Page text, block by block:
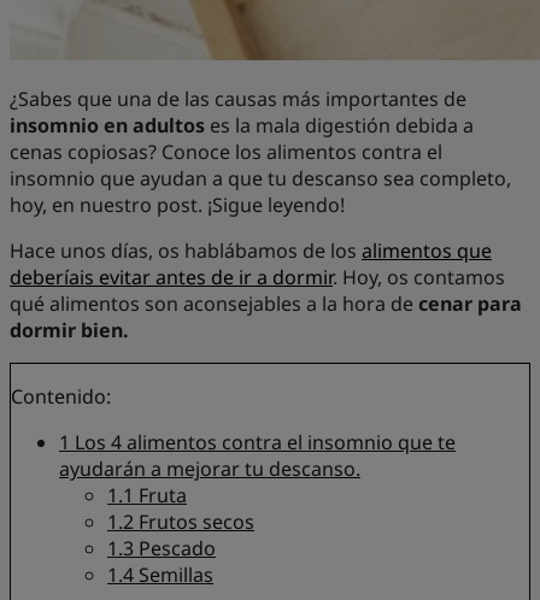
¿Sabes que una de las causas más importantes de
insomnio en adultos es la mala digestión debida a
cenas copiosas? Conoce los alimentos contra el
insomnio que ayudan a que tu descanso sea completo,
hoy, en nuestro post. ¡Sigue leyendo!
Hace unos días, os hablábamos de los alimentos que
deberíais evitar antes de ir a dormir. Hoy, os contamos
qué alimentos son aconsejables a la hora de cenar para
dormir bien.
Contenido:
1 Los 4 alimentos contra el insomnio que te
ayudarán a mejorar tu descanso.
1.1 Fruta
1.2 Frutos secos
1.3 Pescado
1.4 Semillas